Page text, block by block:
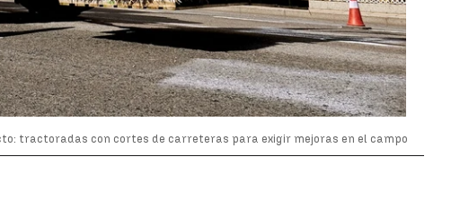
tractoradas con cortes de carreteras para exigir mejoras en el campo